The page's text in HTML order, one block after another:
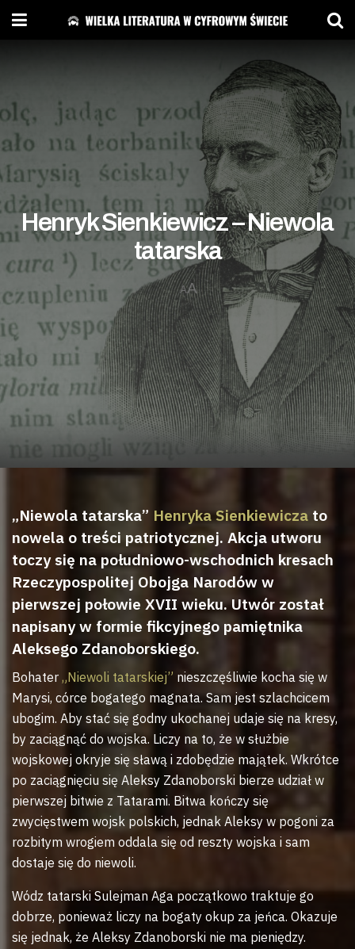
Henryk Sienkiewicz – Niewola
tatarska
AA
„Niewola tatarska” Henryka Sienkiewicza to
nowela o treści patriotycznej. Akcja utworu
toczy się na południowo-wschodnich kresach
Rzeczypospolitej Obojga Narodów w
pierwszej połowie XVII wieku. Utwór został
napisany w formie fikcyjnego pamiętnika
Aleksego Zdanoborskiego.
Bohater „Niewoli tatarskiej” nieszczęśliwie kocha się w
Marysi, córce bogatego magnata. Sam jest szlachcicem
ubogim. Aby stać się godny ukochanej udaje się na kresy,
by zaciągnąć do wojska. Liczy na to, że w służbie
wojskowej okryje się sławą i zdobędzie majątek. Wkrótce
po zaciągnięciu się Aleksy Zdanoborski bierze udział w
pierwszej bitwie z Tatarami. Bitwa kończy się
zwycięstwem wojsk polskich, jednak Aleksy w pogoni za
rozbitym wrogiem oddala się od reszty wojska i sam
dostaje się do niewoli.
Wódz tatarski Sulejman Aga początkowo traktuje go
dobrze, ponieważ liczy na bogaty okup za jeńca. Okazuje
się jednak, że Aleksy Zdanoborski nie ma pieniędzy.